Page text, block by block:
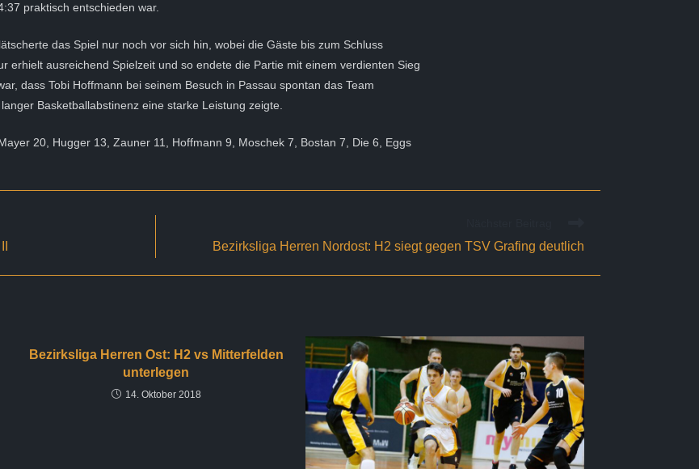
praktisch entschieden war.
das Spiel nur noch vor sich hin, wobei die Gäste bis zum Schluss
erhielt ausreichend Spielzeit und so endete die Partie mit einem verdienten Sieg
dass Tobi Hoffmann bei seinem Besuch in Passau spontan das Team
Basketballabstinenz eine starke Leistung zeigte.
20, Hugger 13, Zauner 11, Hoffmann 9, Moschek 7, Bostan 7, Die 6, Eggs
Bezirksliga Herren Nordost: H2 siegt gegen TSV Grafing deutlich
Bezirksliga Herren Ost: H2 vs Mitterfelden
unterlegen
14. Oktober 2018